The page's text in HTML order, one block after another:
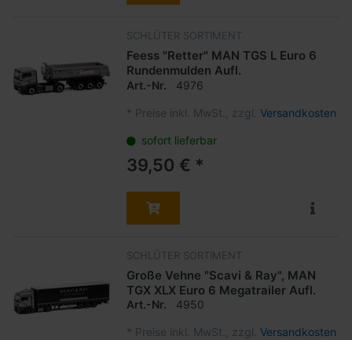
SCHLÜTER SORTIMENT
Feess "Retter" MAN TGS L Euro 6
Rundenmulden Aufl.
Art.-Nr. 4976
* Preise inkl. MwSt., zzgl. Versandkosten
sofort lieferbar
39,50 € *
SCHLÜTER SORTIMENT
Große Vehne "Scavi & Ray", MAN
TGX XLX Euro 6 Megatrailer Aufl.
Art.-Nr. 4950
* Preise inkl. MwSt., zzgl. Versandkosten